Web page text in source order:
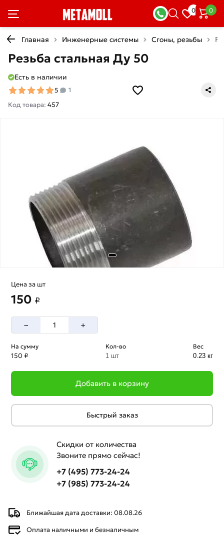
0 0
Главная Инженерные системы Сгоны, резьбы
Резьба стальная Ду 50
Есть в наличии
5 1
Код товара: 457
Ближайшая дата доставки: 08.08.26
Оплата наличными и безналичным
Цена за шт
150 ₽
– +
На сумму
150 ₽
Кол-во
1 шт
Вес
0.23 кг
Добавить в корзину
Быстрый заказ
Скидки от количества
Звоните прямо сейчас!
+7 (495) 773-24-24
+7 (985) 773-24-24